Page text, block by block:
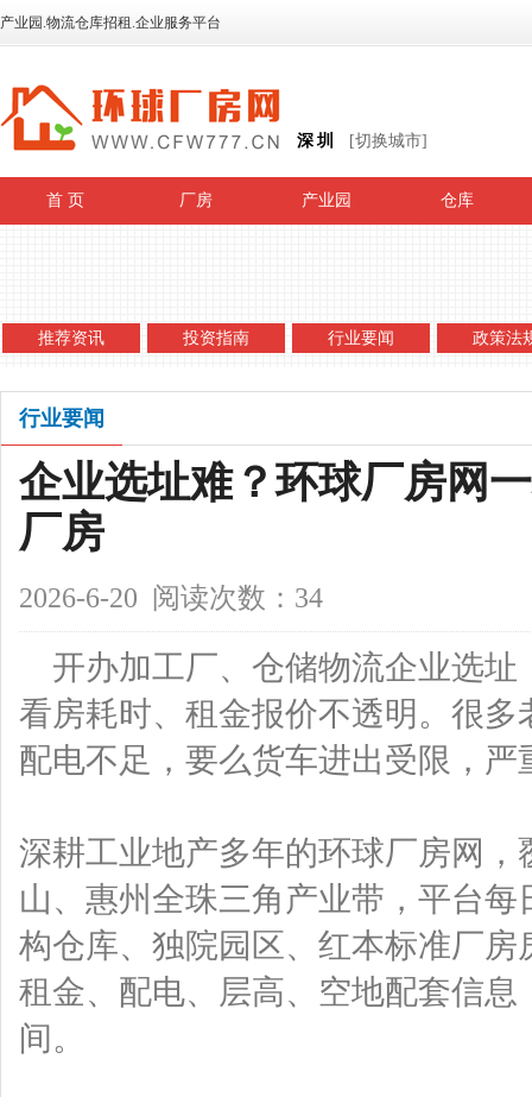
产业园.物流仓库招租.企业服务平台
深圳 [切换城市]
首 页 厂房 产业园 仓库
推荐资讯 投资指南 行业要闻 政策法
行业要闻
企业选址难？环球厂房网
厂房
2026-6-20 阅读次数：34
开办加工厂、仓储物流企业选
看房耗时、租金报价不透明。很
配电不足，要么货车进出受限，严
深耕工业地产多年的环球厂房网
山、惠州全珠三角产业带，平台
构仓库、独院园区、红本标准厂
租金、配电、层高、空地配套信
间。